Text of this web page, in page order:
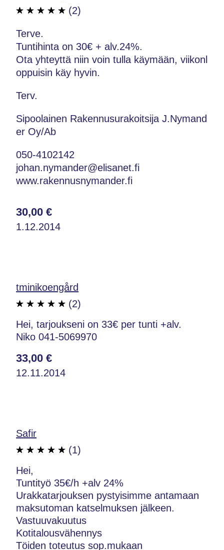
(2)
Terve.
Tuntihinta on 30€ + alv.24%.
Ota yhteyttä niin voin tulla käymään, viikonl
oppuisin käy hyvin.
Terv.
Sipoolainen Rakennusurakoitsija J.Nymand
er Oy/Ab
050-4102142
johan.nymander@elisanet.fi
www.rakennusnymander.fi
30,00 €
1.12.2014
tminikoengård
(2)
Hei, tarjoukseni on 33€ per tunti +alv.
Niko 041-5069970
33,00 €
12.11.2014
Safir
(1)
Hei,
Tuntityö 35€/h +alv 24%
Urakkatarjouksen pystyisimme antamaan
maksutoman katselmuksen jälkeen.
Vastuuvakuutus
Kotitalousvähennys
Töiden toteutus sop.mukaan